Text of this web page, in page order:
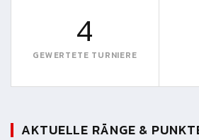
4
GEWERTETE TURNIERE
AKTUELLE RÄNGE &